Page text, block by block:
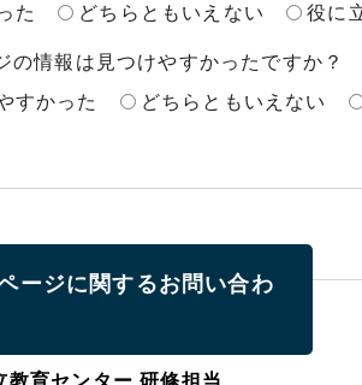
た
どちらともいえない 役に
の情報は見つけやすかったですか？
すかった
どちらともいえない
ージに関するお問い合わ
教育センター 研修担当